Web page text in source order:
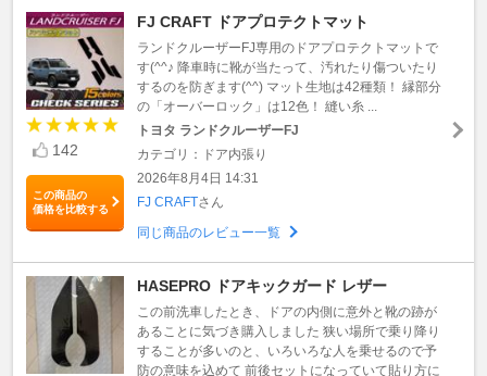
142
この商品の
価格を比較する
FJ CRAFT ドアプロテクトマット
ランドクルーザーFJ専用のドアプロテクトマットで
す(^^♪ 降車時に靴が当たって、汚れたり傷ついたり
するのを防ぎます(^^) マット生地は42種類！ 縁部分
の「オーバーロック」は12色！ 縫い糸 ...
トヨタ ランドクルーザーFJ
カテゴリ：ドア内張り
2026年8月4日 14:31
FJ CRAFTさん
同じ商品のレビュー一覧
HASEPRO ドアキックガード レザー
この前洗車したとき、ドアの内側に意外と靴の跡が
あることに気づき購入しました 狭い場所で乗り降り
することが多いのと、いろいろな人を乗せるので予
防の意味を込めて 前後セットになっていて貼り方に